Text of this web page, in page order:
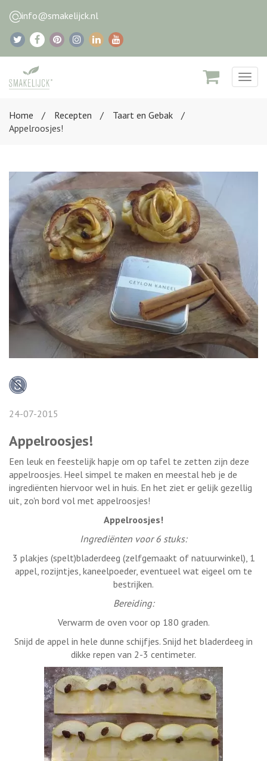
info@smakelijck.nl
Home
Recepten
Taart en Gebak
Appelroosjes!
24-07-2015
Appelroosjes!
Een leuk en feestelijk hapje om op tafel te zetten zijn deze
appelroosjes. Heel simpel te maken en meestal heb je de
ingrediënten hiervoor wel in huis. En het ziet er gelijk gezellig
uit, zo'n bord vol met appelroosjes!
Appelroosjes!
Ingrediënten voor 6 stuks:
3 plakjes (spelt)bladerdeeg (zelfgemaakt of natuurwinkel), 1
appel, rozijntjes, kaneelpoeder, eventueel wat eigeel om te
bestrijken.
Bereiding:
Verwarm de oven voor op 180 graden.
Snijd de appel in hele dunne schijfjes. Snijd het bladerdeeg in
dikke repen van 2-3 centimeter.